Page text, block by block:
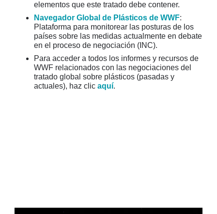
elementos que este tratado debe contener.
Navegador Global de Plásticos de WWF:
Plataforma para monitorear las posturas de los
países sobre las medidas actualmente en debate
en el proceso de negociación (INC).
Para acceder a todos los informes y recursos de
WWF relacionados con las negociaciones del
tratado global sobre plásticos (pasadas y
actuales), haz clic aquí.